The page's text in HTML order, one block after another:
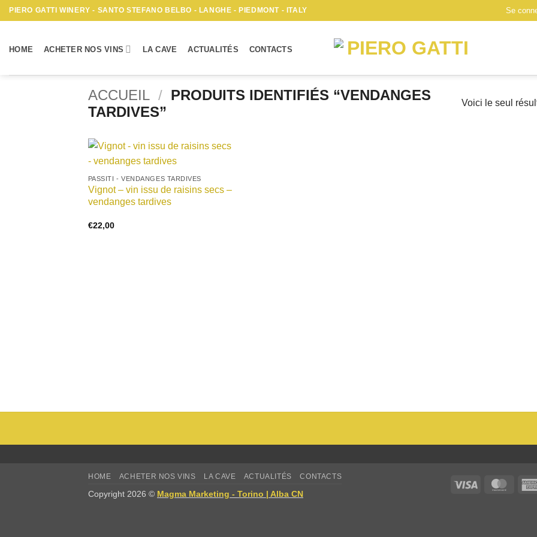
Passer
au
PIERO GATTI WINERY - SANTO STEFANO BELBO - LANGHE - PIEDMONT - ITALY Se
HOME ACHETER NOS VINS LA CAVE ACTUALITÉS CONTACTS
ACCUEIL / PRODUITS IDENTIFIÉS “VENDANGES
TARDIVES”
Voici le seul
PASSITI - VENDANGES TARDIVES
Vignot – vin issu de raisins secs –
vendanges tardives
€22,00
Visa
HOME ACHETER NOS VINS LA CAVE ACTUALITÉS CONTACTS
Copyright 2026 © Magma Marketing - Torino | Alba CN